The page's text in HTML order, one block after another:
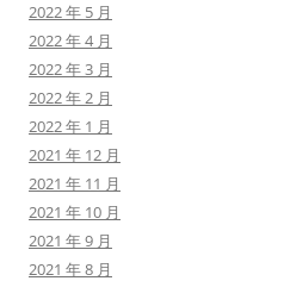
2022 年 5 月
2022 年 4 月
2022 年 3 月
2022 年 2 月
2022 年 1 月
2021 年 12 月
2021 年 11 月
2021 年 10 月
2021 年 9 月
2021 年 8 月